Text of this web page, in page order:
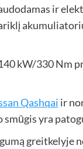
ir
kW/330 Nm
Qashqai ir
yra
greitkelyje